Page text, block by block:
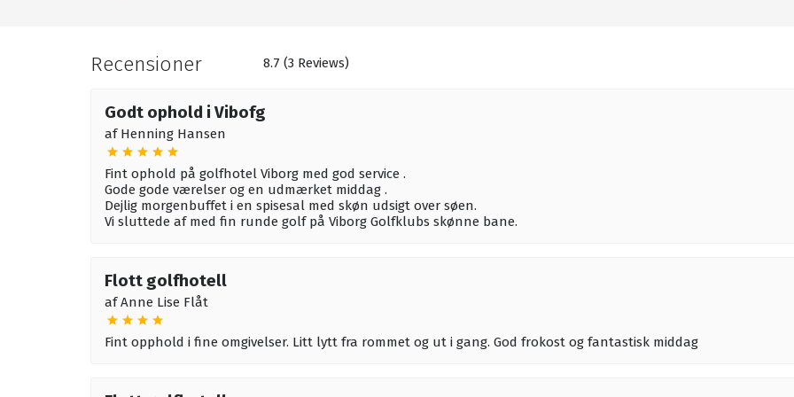
Recensioner 8.7 (3 Reviews)
Godt ophold i Vibofg
af Henning Hansen
Fint ophold på golfhotel Viborg med god service .
Gode gode værelser og en udmærket middag .
Dejlig morgenbuffet i en spisesal med skøn udsigt over søen.
Vi sluttede af med fin runde golf på Viborg Golfklubs skønne bane.
Flott golfhotell
afAnne Lise Flåt
Fint opphold i fine omgivelser. Litt lytt fra rommet og ut i gang. God frokost og fantastisk middag